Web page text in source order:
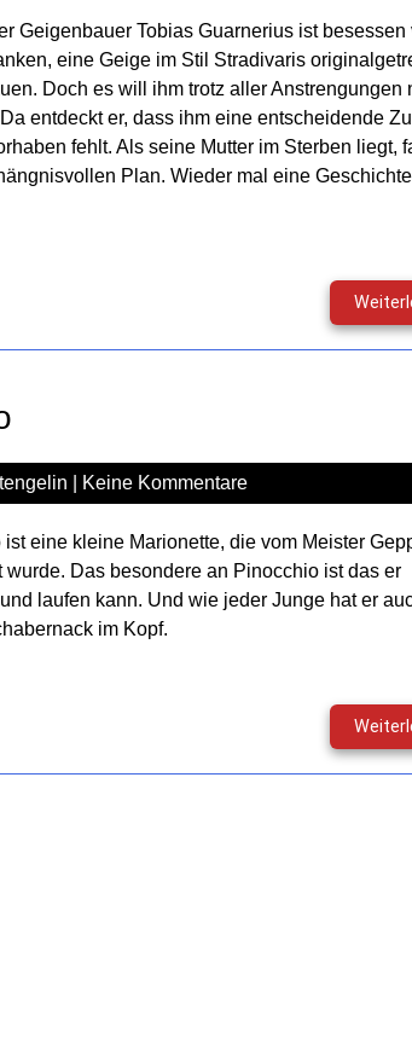
Geigenbauer Tobias Guarnerius ist besessen
eine Geige im Stil Stradivaris
Doch es will ihm trotz aller Anstrengungen
entdeckt er, dass ihm eine entscheidende
fehlt. Als seine Mutter im Sterben liegt,
Plan. Wieder mal eine
Keine Kommentare
ist eine kleine Marionette, die vom Meister
wurde. Das besondere an Pinocchio ist das er
laufen kann. Und wie jeder Junge hat er
im Kopf.